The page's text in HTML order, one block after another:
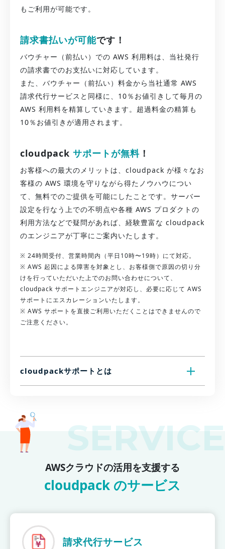
もご利用が可能です。
請求書払いが可能です！
バウチャー（前払い）での AWS 利用料は、当社発行
の請求書でのお支払いに対応しています。
また、バウチャー（前払い）料金から当社通常 AWS
請求代行サービスと同様に、10％お値引きして毎月の
AWS 利用料を精算していきます。超過料金の精算も
10％お値引きが適用されます。
cloudpack サポートが無料 ！
お客様への最大のメリットは、cloudpack が様々なお
客様の AWS 環境を守りながら得たノウハウについ
て、無料でのご提供を可能にしたことです。サーバー
設定を行なう上での不明点や各種 AWS プロダクトの
利用方法などで疑問があれば、経験豊富な cloudpack
のエンジニアが丁寧にご案内いたします。
※ 24時間受付、営業時間内（平日10時〜19時）にて対応。
※ AWS 起因による障害を対象とし、お客様側で原因の切り分
けを行っていただいた上でのお問い合わせについて、
cloudpack サポートエンジニアが対応し、必要に応じて AWS
サポートにエスカレーションいたします。
※ AWS サポートを直接ご利用いただくことはできませんので
ご注意ください。
cloudpackサポートとは
AWSクラウドの活用を支援する
cloudpack のサービス
請求代行サービス